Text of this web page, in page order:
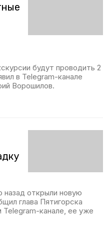
будут проводить 2
в Telegram-канале
Ворошилов.
назад открыли новую
глава Пятигорска
канале, ее уже